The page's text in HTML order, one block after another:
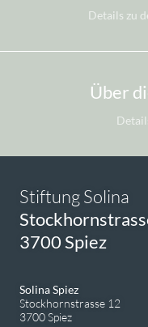
Details zu
Über
Stiftung Solina
3700 Spiez
Solina Spiez
Stockhornstrasse 12
3700 Spiez